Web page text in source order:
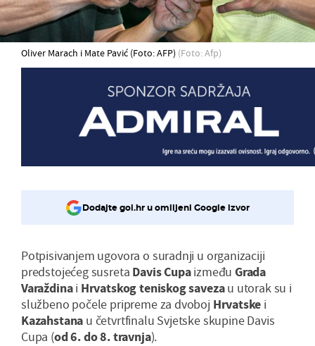
Oliver Marach i Mate Pavić (Foto: AFP) (Foto: Afp)
Dodajte gol.hr u omiljeni Google izvor
Potpisivanjem ugovora o suradnji u organizaciji
predstojećeg susreta Davis Cupaizmeđu Grada
Varaždinai Hrvatskog teniskog savezau utorak su i
službeno počele pripreme za dvoboj Hrvatske i
Kazahstana u četvrtfinalu Svjetske skupine Davis
Cupa (od 6. do 8. travnja).